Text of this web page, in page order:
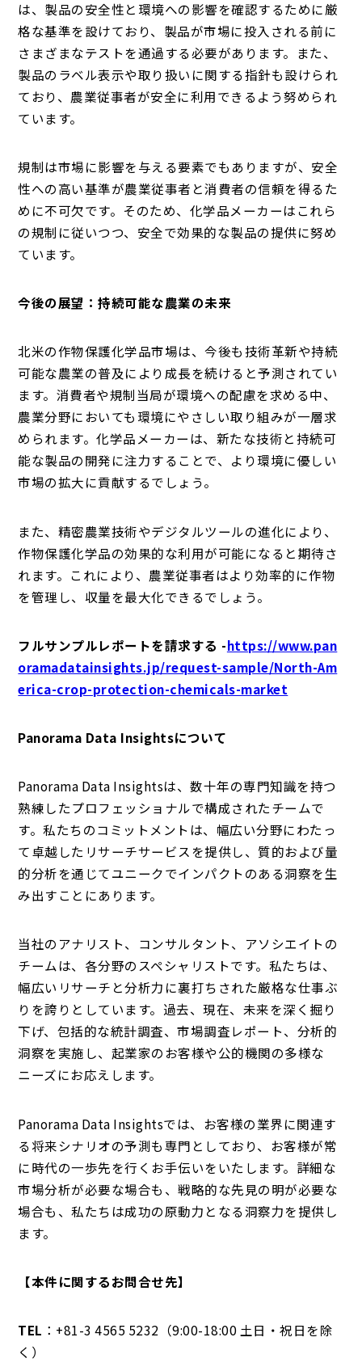
は、製品の安全性と環境への影響を確認するために厳
格な基準を設けており、製品が市場に投入される前に
さまざまなテストを通過する必要があります。また、
製品のラベル表示や取り扱いに関する指針も設けられ
ており、農業従事者が安全に利用できるよう努められ
ています。
規制は市場に影響を与える要素でもありますが、安全
性への高い基準が農業従事者と消費者の信頼を得るた
めに不可欠です。そのため、化学品メーカーはこれら
の規制に従いつつ、安全で効果的な製品の提供に努め
ています。
今後の展望：持続可能な農業の未来
北米の作物保護化学品市場は、今後も技術革新や持続
可能な農業の普及により成長を続けると予測されてい
ます。消費者や規制当局が環境への配慮を求める中、
農業分野においても環境にやさしい取り組みが一層求
められます。化学品メーカーは、新たな技術と持続可
能な製品の開発に注力することで、より環境に優しい
市場の拡大に貢献するでしょう。
また、精密農業技術やデジタルツールの進化により、
作物保護化学品の効果的な利用が可能になると期待さ
れます。これにより、農業従事者はより効率的に作物
を管理し、収量を最大化できるでしょう。
フルサンプルレポートを請求する -https://www.pan
oramadatainsights.jp/request-sample/North-Am
erica-crop-protection-chemicals-market
Panorama Data Insightsについて
Panorama Data Insightsは、数十年の専門知識を持つ
熟練したプロフェッショナルで構成されたチームで
す。私たちのコミットメントは、幅広い分野にわたっ
て卓越したリサーチサービスを提供し、質的および量
的分析を通じてユニークでインパクトのある洞察を生
み出すことにあります。
当社のアナリスト、コンサルタント、アソシエイトの
チームは、各分野のスペシャリストです。私たちは、
幅広いリサーチと分析力に裏打ちされた厳格な仕事ぶ
りを誇りとしています。過去、現在、未来を深く掘り
下げ、包括的な統計調査、市場調査レポート、分析的
洞察を実施し、起業家のお客様や公的機関の多様な
ニーズにお応えします。
Panorama Data Insightsでは、お客様の業界に関連す
る将来シナリオの予測も専門としており、お客様が常
に時代の一歩先を行くお手伝いをいたします。詳細な
市場分析が必要な場合も、戦略的な先見の明が必要な
場合も、私たちは成功の原動力となる洞察力を提供し
ます。
【本件に関するお問合せ先】
TEL ：+81-3 4565 5232（9:00-18:00 土日・祝日を除
く）